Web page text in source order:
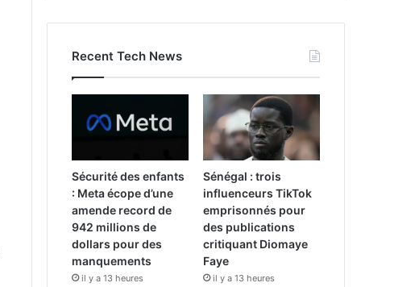
Recent Tech News
Sécurité des enfants
: Meta écope d’une
amende record de
942 millions de
dollars pour des
manquements
il y a 13 heures
Sénégal : trois
influenceurs TikTok
emprisonnés pour
des publications
critiquant Diomaye
Faye
il y a 13 heures